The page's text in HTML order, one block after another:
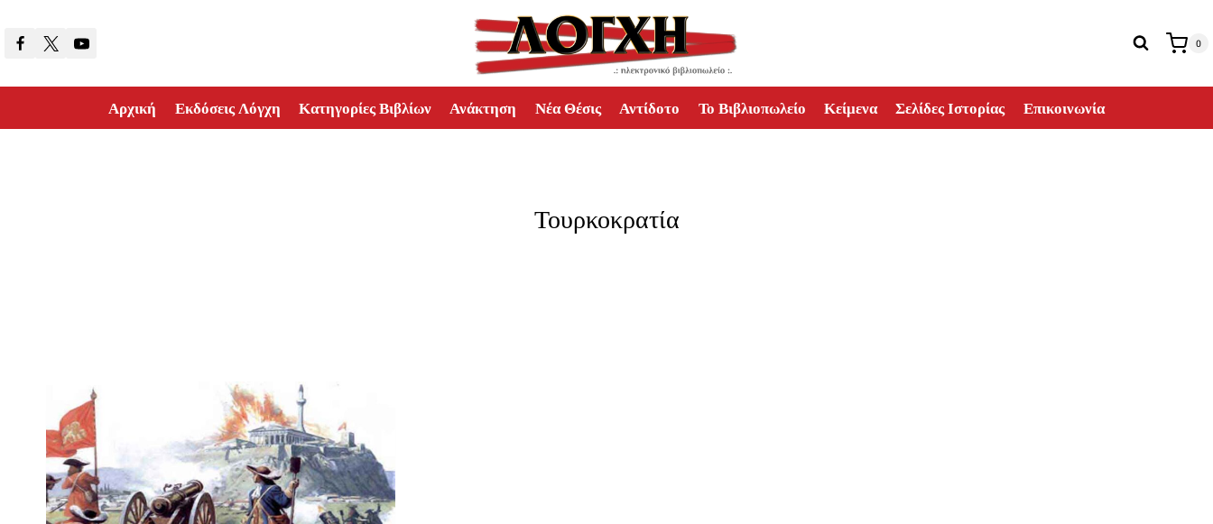
0
Αρχική Εκδόσεις Λόγχη Κατηγορίες Βιβλίων Ανάκτηση Νέα Θέσις Αντίδοτο Το Βιβλιοπωλείο Κείμενα Σελίδες Ιστορίας Επικοινωνία
Τουρκοκρατία